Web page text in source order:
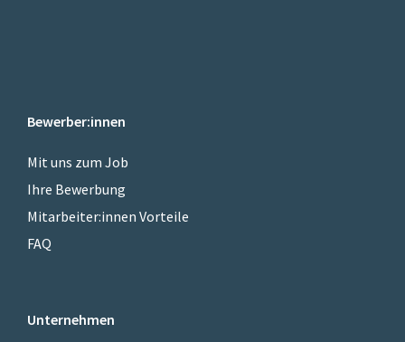
Bewerber:innen
Mit uns zum Job
Ihre Bewerbung
Mitarbeiter:innen Vorteile
FAQ
Unternehmen